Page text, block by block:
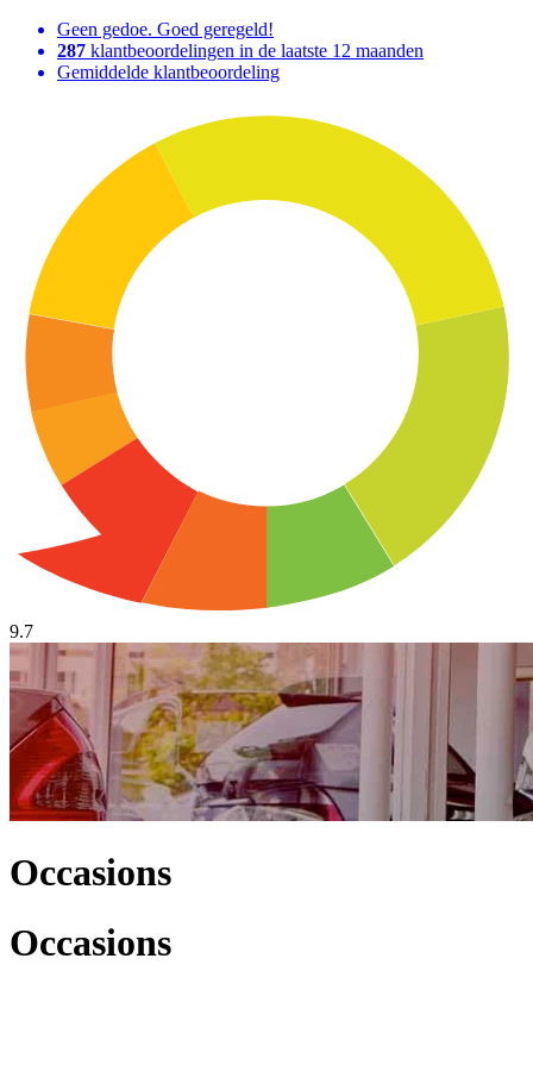
Geen gedoe. Goed geregeld!
287 klantbeoordelingen in de laatste 12 maanden
Gemiddelde klantbeoordeling
9.7
Occasions
Occasions